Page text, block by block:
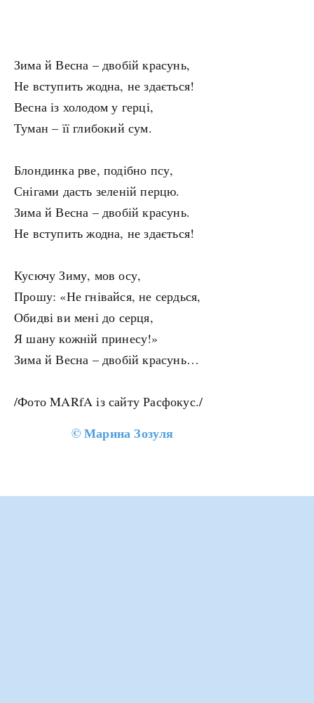
Зима й Весна – двобій красунь,
Не вступить жодна, не здається!
Весна із холодом у герці,
Туман – її глибокий сум.
Блондинка рве, подібно псу,
Снігами дасть зеленій перцю.
Зима й Весна – двобій красунь.
Не вступить жодна, не здається!
Кусючу Зиму, мов осу,
Прошу: «Не гнівайся, не сердься,
Обидві ви мені до серця,
Я шану кожній принесу!»
Зима й Весна – двобій красунь…
/Фото MARfA із сайту Расфокус./
©Марина Зозуля